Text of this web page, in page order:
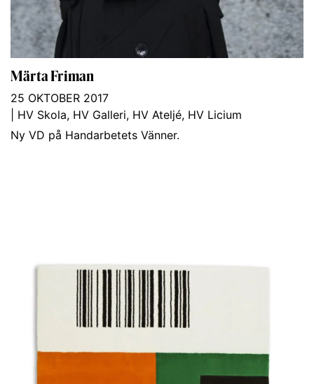
Märta Friman
25 OKTOBER 2017
HV Skola, HV Galleri, HV Ateljé, HV Licium
Ny VD på Handarbetets Vänner.